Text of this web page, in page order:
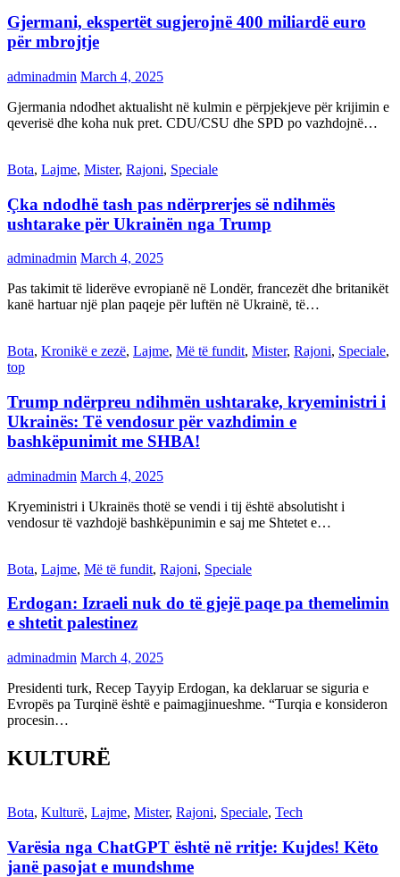
Gjermani, ekspertët sugjerojnë 400 miliardë euro
për mbrojtje
adminadmin March 4, 2025
Gjermania ndodhet aktualisht në kulmin e përpjekjeve për krijimin e
qeverisë dhe koha nuk pret. CDU/CSU dhe SPD po vazhdojnë…
Bota, Lajme, Mister, Rajoni, Speciale
Çka ndodhë tash pas ndërprerjes së ndihmës
ushtarake për Ukrainën nga Trump
adminadmin March 4, 2025
Pas takimit të liderëve evropianë në Londër, francezët dhe britanikët
kanë hartuar një plan paqeje për luftën në Ukrainë, të…
Bota, Kronikë e zezë, Lajme, Më të fundit, Mister, Rajoni, Speciale,
top
Trump ndërpreu ndihmën ushtarake, kryeministri i
Ukrainës: Të vendosur për vazhdimin e
bashkëpunimit me SHBA!
adminadmin March 4, 2025
Kryeministri i Ukrainës thotë se vendi i tij është absolutisht i
vendosur të vazhdojë bashkëpunimin e saj me Shtetet e…
Bota, Lajme, Më të fundit, Rajoni, Speciale
Erdogan: Izraeli nuk do të gjejë paqe pa themelimin
e shtetit palestinez
adminadmin March 4, 2025
Presidenti turk, Recep Tayyip Erdogan, ka deklaruar se siguria e
Evropës pa Turqinë është e paimagjinueshme. “Turqia e konsideron
procesin…
KULTURË
Bota, Kulturë, Lajme, Mister, Rajoni, Speciale, Tech
Varësia nga ChatGPT është në rritje: Kujdes! Këto
janë pasojat e mundshme